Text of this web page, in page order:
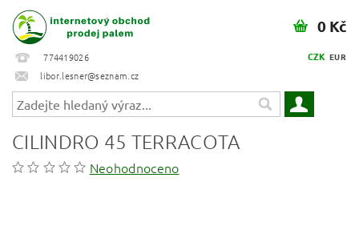
774419026
libor.lesner@seznam.cz
CZK EUR
0 Kč
CILINDRO 45 TERRACOTA
Neohodnoceno